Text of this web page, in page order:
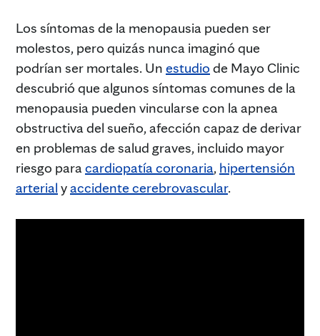
Los síntomas de la menopausia pueden ser
molestos, pero quizás nunca imaginó que
podrían ser mortales. Un estudio de Mayo Clinic
descubrió que algunos síntomas comunes de la
menopausia pueden vincularse con la apnea
obstructiva del sueño, afección capaz de derivar
en problemas de salud graves, incluido mayor
riesgo para cardiopatía coronaria, hipertensión
arterial yaccidente cerebrovascular.